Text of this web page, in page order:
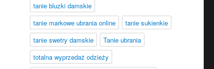
tanie bluzki damskie
tanie markowe ubrania online
tanie sukienkie
tanie swetry damskie
Tanie ubrania
totalna wyprzedaż odzieży